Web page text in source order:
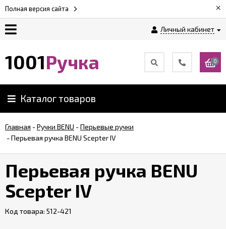
Полная версия сайта ×
Личный кабинет
Возврат
Обзоры
ручек
Контакты
1001Ручка 0
Каталог товаров
Главная -Ручки BENU -Перьевые ручки
-Перьевая ручка BENU Scepter IV
Перьевая ручка BENU
Scepter IV
Код товара: 512-421